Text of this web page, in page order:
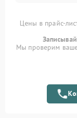
Цены в прайс-
Мы проверим